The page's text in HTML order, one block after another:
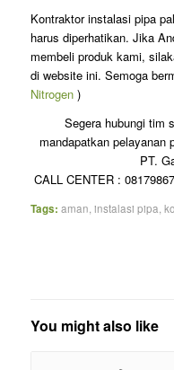
Kontraktor instalasi pipa
harus diperhatikan. Jika
membeli produk kami,
di website ini. Semoga
Nitrogen)
Segera hubungi tim
mandapatkan pelayanan
PT.
CALL CENTER :
Tags: aman,instalasi pipa,
You might also like